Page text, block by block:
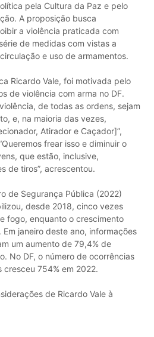
pela Cultura da Paz e pelo
A proposição busca
a violência praticada com
de medidas com vistas a
e uso de armamentos.
Ricardo Vale, foi motivada pelo
de violência com arma no DF.
de todas as ordens, sejam
e, na maioria das vezes,
Atirador e Caçador]”,
frear isso e diminuir o
que estão, inclusive,
de tiros”, acrescentou.
de Segurança Pública (2022)
desde 2018, cinco vezes
fogo, enquanto o crescimento
janeiro deste ano, informações
um aumento de 79,4% de
No DF, o número de ocorrências
cresceu 754% em 2022.
de Ricardo Vale à